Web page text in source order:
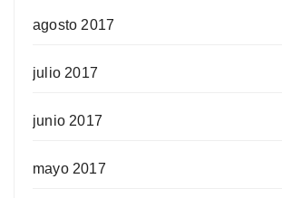
agosto 2017
julio 2017
junio 2017
mayo 2017